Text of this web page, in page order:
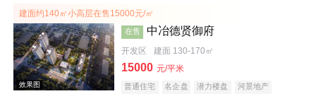
效果图
建面约140㎡小高层在售15000元/㎡
在售 中冶德贤御府
开发区 建面 130-170㎡
15000 元/平米
普通住宅 名企盘 潜力楼盘
河景地产